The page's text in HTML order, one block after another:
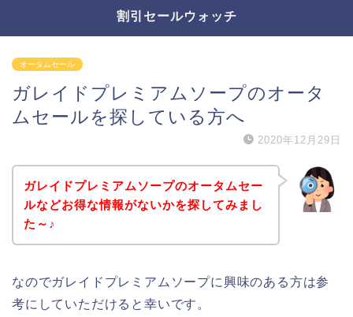
割引セールウォッチ
オータムセール
ガレイドプレミアムソープのオータ
ムセールを探している方へ
2020年12月29日
ガレイドプレミアムソープのオータムセー
ルなどお得な情報がないかを探してみまし
た～♪
なのでガレイドプレミアムソープに興味のある方は参
考にしていただけると幸いです。